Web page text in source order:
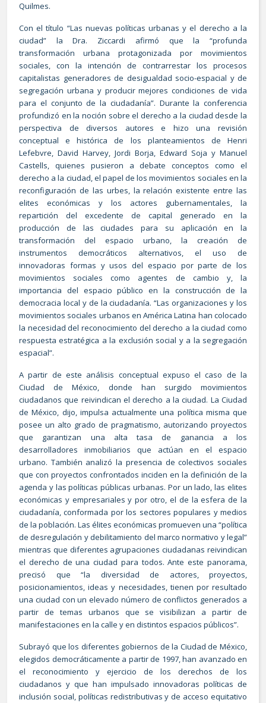
Quilmes.
Con el título “Las nuevas políticas urbanas y el derecho a la
ciudad” la Dra. Ziccardi afirmó que la “profunda
transformación urbana protagonizada por movimientos
sociales, con la intención de contrarrestar los procesos
capitalistas generadores de desigualdad socio-espacial y de
segregación urbana y producir mejores condiciones de vida
para el conjunto de la ciudadanía”. Durante la conferencia
profundizó en la noción sobre el derecho a la ciudad desde la
perspectiva de diversos autores e hizo una revisión
conceptual e histórica de los planteamientos de Henri
Lefebvre, David Harvey, Jordi Borja, Edward Soja y Manuel
Castells, quienes pusieron a debate conceptos como el
derecho a la ciudad, el papel de los movimientos sociales en la
reconfiguración de las urbes, la relación existente entre las
elites económicas y los actores gubernamentales, la
repartición del excedente de capital generado en la
producción de las ciudades para su aplicación en la
transformación del espacio urbano, la creación de
instrumentos democráticos alternativos, el uso de
innovadoras formas y usos del espacio por parte de los
movimientos sociales como agentes de cambio y, la
importancia del espacio público en la construcción de la
democracia local y de la ciudadanía. “Las organizaciones y los
movimientos sociales urbanos en América Latina han colocado
la necesidad del reconocimiento del derecho a la ciudad como
respuesta estratégica a la exclusión social y a la segregación
espacial”.
A partir de este análisis conceptual expuso el caso de la
Ciudad de México, donde han surgido movimientos
ciudadanos que reivindican el derecho a la ciudad. La Ciudad
de México, dijo, impulsa actualmente una política misma que
posee un alto grado de pragmatismo, autorizando proyectos
que garantizan una alta tasa de ganancia a los
desarrolladores inmobiliarios que actúan en el espacio
urbano. También analizó la presencia de colectivos sociales
que con proyectos confrontados inciden en la definición de la
agenda y las políticas públicas urbanas. Por un lado, las elites
económicas y empresariales y por otro, el de la esfera de la
ciudadanía, conformada por los sectores populares y medios
de la población. Las élites económicas promueven una “política
de desregulación y debilitamiento del marco normativo y legal”
mientras que diferentes agrupaciones ciudadanas reivindican
el derecho de una ciudad para todos. Ante este panorama,
precisó que “la diversidad de actores, proyectos,
posicionamientos, ideas y necesidades, tienen por resultado
una ciudad con un elevado número de conflictos generados a
partir de temas urbanos que se visibilizan a partir de
manifestaciones en la calle y en distintos espacios públicos”.
Subrayó que los diferentes gobiernos de la Ciudad de México,
elegidos democráticamente a partir de 1997, han avanzado en
el reconocimiento y ejercicio de los derechos de los
ciudadanos y que han impulsado innovadoras políticas de
inclusión social, políticas redistributivas y de acceso equitativo